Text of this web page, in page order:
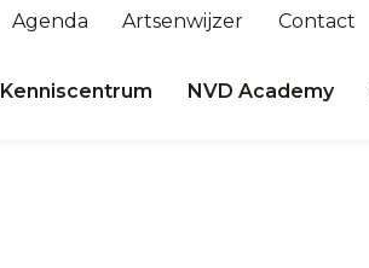
Agenda Artsenwijzer Contact
NVD Academy